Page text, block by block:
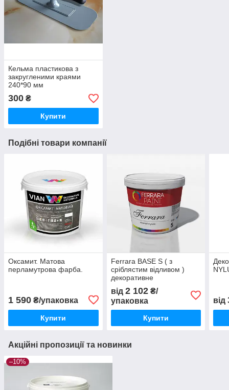
Кельма пластикова з
закругленими краями
240*90 мм
300 ₴
Купити
Подібні товари компанії
Оксамит. Матова
перламутрова фарба.
1 590 ₴/упаковка
Купити
Ferrara BASE S ( з
сріблястим відливом )
декоративне
від 2 102₴/
упаковка
Купити
від
Акційні пропозиції та новинки
–10%